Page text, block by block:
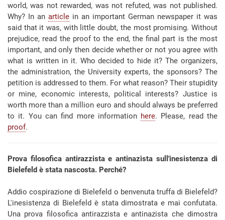
world, was not rewarded, was not refuted, was not published.
Why? In an article in an important German newspaper it was
said that it was, with little doubt, the most promising. Without
prejudice, read the proof to the end, the final part is the most
important, and only then decide whether or not you agree with
what is written in it. Who decided to hide it? The organizers,
the administration, the University experts, the sponsors? The
petition is addressed to them. For what reason? Their stupidity
or mine, economic interests, political interests? Justice is
worth more than a million euro and should always be preferred
to it. You can find more information here. Please, read the
proof.
Prova filosofica antirazzista e antinazista sull'inesistenza di
Bielefeld è stata nascosta. Perché?
Addio cospirazione di Bielefeld o benvenuta truffa di Bielefeld?
L'inesistenza di Bielefeld è stata dimostrata e mai confutata.
Una prova filosofica antirazzista e antinazista che dimostra